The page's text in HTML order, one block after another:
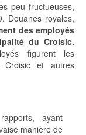
peu fructueuses,
Douanes royales,
des employés
du Croisic.
figurent les
Croisic et autres
ayant
manière de